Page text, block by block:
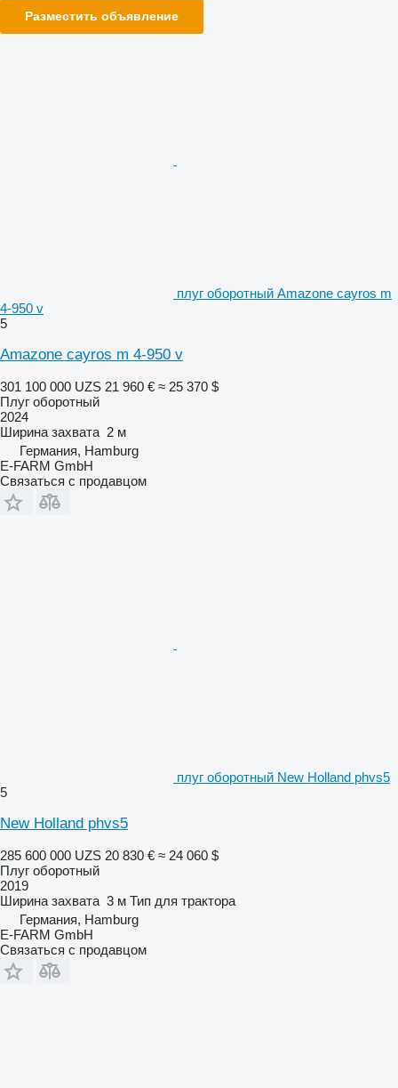
Разместить объявление
плуг оборотный Amazone cayros m
4-950 v
5
Amazone cayros m 4-950 v
301 100 000 UZS 21 960 € ≈ 25 370 $
Плуг оборотный
2024
Ширина захвата 2 м
Германия, Hamburg
E-FARM GmbH
Связаться с продавцом
плуг оборотный New Holland phvs5
5
New Holland phvs5
285 600 000 UZS 20 830 € ≈ 24 060 $
Плуг оборотный
2019
Ширина захвата 3 м Тип для трактора
Германия, Hamburg
E-FARM GmbH
Связаться с продавцом